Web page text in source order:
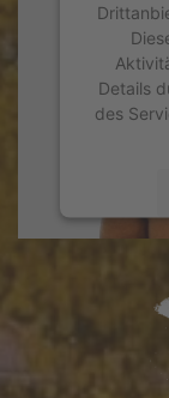
Details
des